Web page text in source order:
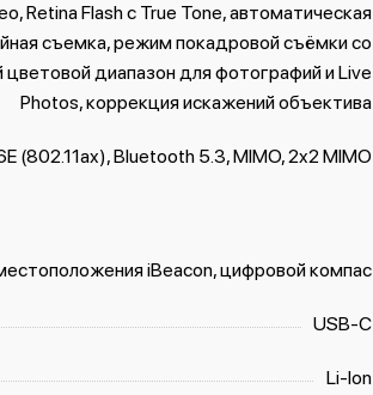
Retina Flash с True Tone, автоматическая
съемка, режим покадровой съёмки со
диапазон для фотографий и Live
Photos, коррекция искажений объектива
(802.11ax), Bluetooth 5.3, MIMO, 2x2 MIMO
iBeacon, цифровой компас
USB‑C
Li-Ion